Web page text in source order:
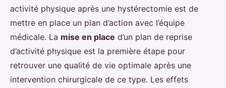
activité physique après une hystérectomie est de
mettre en place un plan d’action avec l’équipe
médicale. La mise en place d’un plan de reprise
d’activité physique est la première étape pour
retrouver une qualité de vie optimale après une
intervention chirurgicale de ce type. Les effets